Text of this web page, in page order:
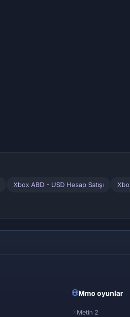
Xbox ABD - USD Hesap Satışı
Mmo oyunlar
Metin 2